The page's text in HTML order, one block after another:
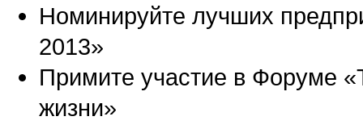
Номинируйте лучших
2013»
Примите участие в Форуме
жизни»